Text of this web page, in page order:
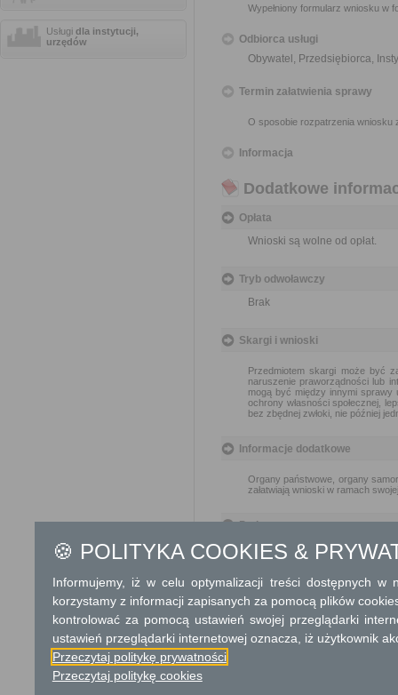
Usługi dla instytucji,
urzędów
Wypełniony formularz wniosku w
Odbiorca usługi
Obywatel, Przedsiębiorca,
Termin załatwienia sprawy
O sposobie rozpatrzenia wniosku
Informacja
Dodatkowe
Opłata
Wnioski są wolne od opłat.
Tryb odwoławczy
Brak
Skargi i wnioski
Przedmiotem skargi może być
naruszenie praworządności lub
mogą być między innymi sprawy
ochrony własności społecznej,
bez zbędnej zwłoki, nie później
Informacje dodatkowe
Organy państwowe, organy
załatwiają wnioski w ramach
Podstawa prawna
Ustawa z dnia 14
skarg i wniosków (Dz.
Ochrona danych osobowych
Klauzula informacyjna RODO -
🍪 POLITYKA COOKIES &
Informujemy, iż w celu optymalizacji treści dostępnych w
korzystamy z informacji zapisanych za pomocą plików
kontrolować za pomocą ustawień swojej przeglądarki
ustawień przeglądarki internetowej oznacza, iż użytkownik
Przeczytaj politykę prywatności
Przeczytaj politykę cookies